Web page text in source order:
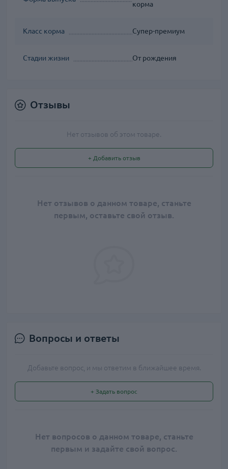
корма
Класс корма Супер-премиум
Стадии жизни От рождения
Отзывы
Нет отзывов об этом товаре.
+ Добавить отзыв
Нет отзывов о данном товаре, станьте
первым, оставьте свой отзыв.
Вопросы и ответы
Добавьте вопрос, и мы ответим в ближайшее время.
+ Задать вопрос
Нет вопросов о данном товаре, станьте
первым и задайте свой вопрос.